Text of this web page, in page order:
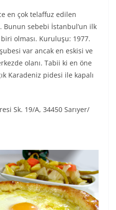
en çok telaffuz edilen
sebebi İstanbul’un ilk
olması. Kuruluşu: 1977.
var ancak en eskisi ve
olanı. Tabii ki en öne
Karadeniz pidesi ile kapalı
Sk. 19/A, 34450 Sarıyer/